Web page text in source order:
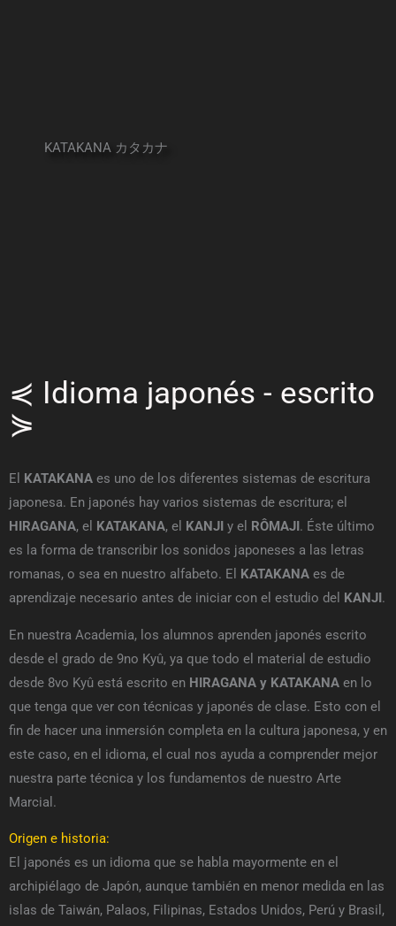
KATAKANA カタカナ
⋞ Idioma japonés - escrito
⋟
El KATAKANA es uno de los diferentes sistemas de escritura
japonesa. En japonés hay varios sistemas de escritura; el
HIRAGANA, el KATAKANA, el KANJI y el RÔMAJI. Éste último
es la forma de transcribir los sonidos japoneses a las letras
romanas, o sea en nuestro alfabeto. El KATAKANA es de
aprendizaje necesario antes de iniciar con el estudio del KANJI.
En nuestra Academia, los alumnos aprenden japonés escrito
desde el grado de 9no Kyû, ya que todo el material de estudio
desde 8vo Kyû está escrito en HIRAGANA y KATAKANA en lo
que tenga que ver con técnicas y japonés de clase. Esto con el
fin de hacer una inmersión completa en la cultura japonesa, y en
este caso, en el idioma, el cual nos ayuda a comprender mejor
nuestra parte técnica y los fundamentos de nuestro Arte
Marcial.
Origen e historia:
El japonés es un idioma que se habla mayormente en el
archipiélago de Japón, aunque también en menor medida en las
islas de Taiwán, Palaos, Filipinas, Estados Unidos, Perú y Brasil,